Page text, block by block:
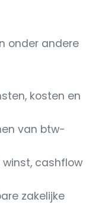
onder andere
kosten en
van btw-
cashflow
zakelijke